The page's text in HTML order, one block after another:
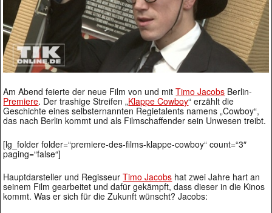
Am Abend feierte der neue Film von und mitTimo Jacobs Berlin-
Premiere. Der trashige Streifen „Klappe Cowboy“ erzählt die
Geschichte eines selbsternannten Regietalents namens „Cowboy“,
das nach Berlin kommt und als Filmschaffender sein Unwesen treibt.
[lg_folder folder=“premiere-des-films-klappe-cowboy“ count=“3″
paging=“false“]
Hauptdarsteller und RegisseurTimo Jacobs hat zwei Jahre hart an
seinem Film gearbeitet und dafür gekämpft, dass dieser in die Kinos
kommt. Was er sich für die Zukunft wünscht? Jacobs: